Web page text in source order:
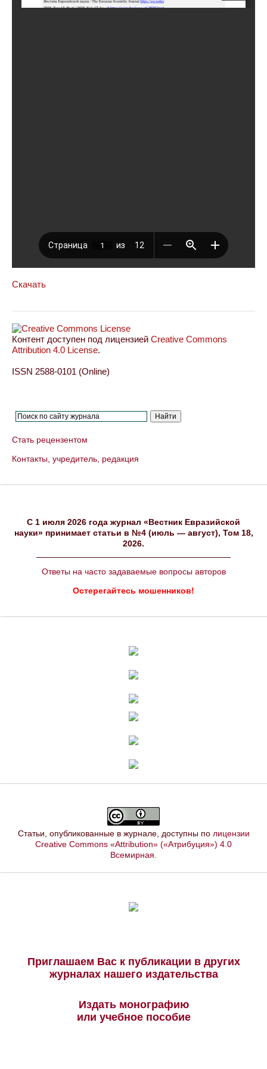
Скачать
Контент доступен под лицензией Creative Commons
Attribution 4.0 License.
ISSN 2588-0101 (Online)
Стать рецензентом
Контакты, учредитель, редакция
C 1 июля 2026 года журнал «Вестник Евразийской
науки» принимает статьи в №4 (июль — август), Том 18,
2026.
Ответы на часто задаваемые вопросы авторов
Остерегайтесь мошенников!
Статьи, опубликованные в журнале, доступны по лицензии
Creative Commons «Attribution» («Атрибуция») 4.0
Всемирная
Приглашаем Вас к публикации в других
журналах нашего издательства
Издать монографию
или учебное пособие